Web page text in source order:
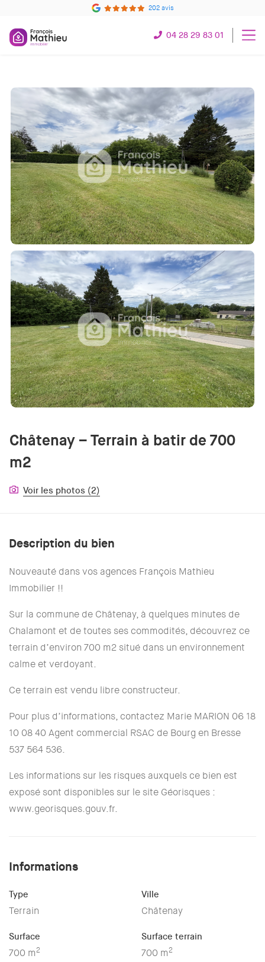
202 avis
04 28 29 83 01
Châtenay – Terrain à batir de 700
m2
Voir les photos (2)
Description du bien
Nouveauté dans vos agences François Mathieu
Immobilier !!
Sur la commune de Châtenay, à quelques minutes de
Chalamont et de toutes ses commodités, découvrez ce
terrain d’environ 700 m2 situé dans un environnement
calme et verdoyant.
Ce terrain est vendu libre constructeur.
Pour plus d’informations, contactez Marie MARION 06 18
10 08 40 Agent commercial RSAC de Bourg en Bresse
537 564 536.
Les informations sur les risques auxquels ce bien est
exposé sont disponibles sur le site Géorisques :
www.georisques.gouv.fr.
Informations
Type
Terrain
Ville
Châtenay
Surface
700 m2
Surface terrain
700 m2